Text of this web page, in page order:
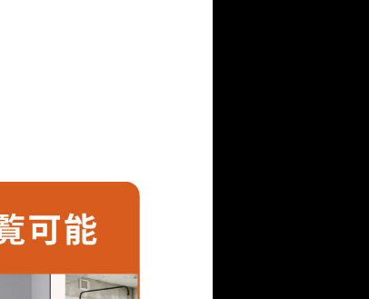
ました。そんな
を打たずに固定
まな金属で試験を